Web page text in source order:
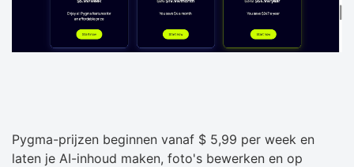
Pygma-prijzen beginnen vanaf $ 5,99 per week en
laten je AI-inhoud maken, foto's bewerken en op